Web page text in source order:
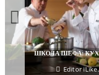
ШКОЛА ШЕФА:
Editor